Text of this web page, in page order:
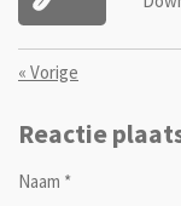
« Vorige
Reactie
Naam *